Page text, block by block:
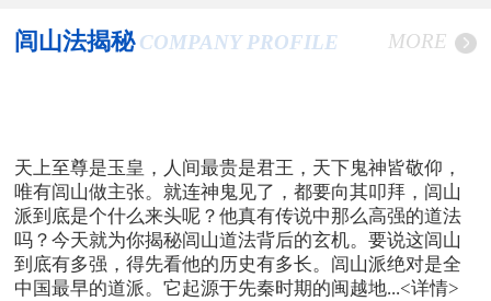
闾山法揭秘 COMPANY PROFILE MORE
天上至尊是玉皇，人间最贵是君王，天下鬼神皆敬仰，
唯有闾山做主张。就连神鬼见了，都要向其叩拜，闾山
派到底是个什么来头呢？他真有传说中那么高强的道法
吗？今天就为你揭秘闾山道法背后的玄机。要说这闾山
到底有多强，得先看他的历史有多长。闾山派绝对是全
中国最早的道派。它起源于先秦时期的闽越地...<详情>